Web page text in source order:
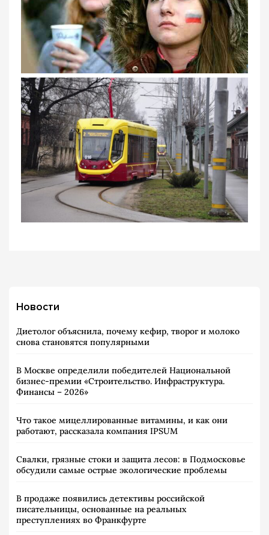
Новости
Диетолог объяснила, почему кефир, творог и молоко
снова становятся популярными
В Москве определили победителей Национальной
бизнес-премии «Строительство. Инфраструктура.
Финансы – 2026»
Что такое мицеллированные витамины, и как они
работают, рассказала компания IPSUM
Свалки, грязные стоки и защита лесов: в Подмосковье
обсудили самые острые экологические проблемы
В продаже появились детективы российской
писательницы, основанные на реальных
преступлениях во Франкфурте